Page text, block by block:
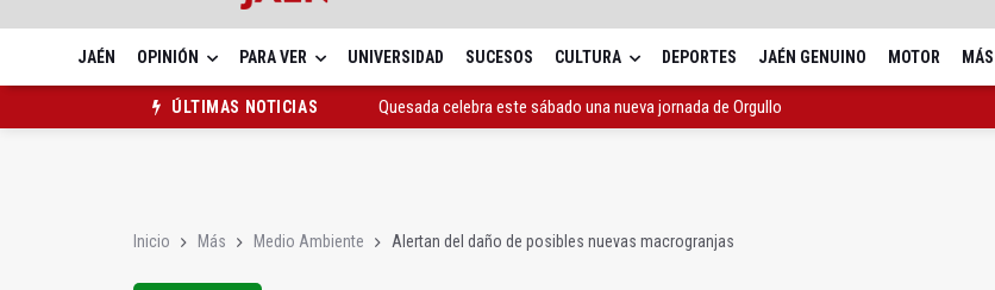
JAÉN OPINIÓN PARA VER UNIVERSIDAD SUCESOS CULTURA DEPORTES JAÉN GENUINO MOTOR MÁS
ÚLTIMAS NOTICIAS
Quesada celebra este sábado una nueva jornada de Orgullo
Inicio Más Medio Ambiente Alertan del daño de posibles nuevas macrogranjas